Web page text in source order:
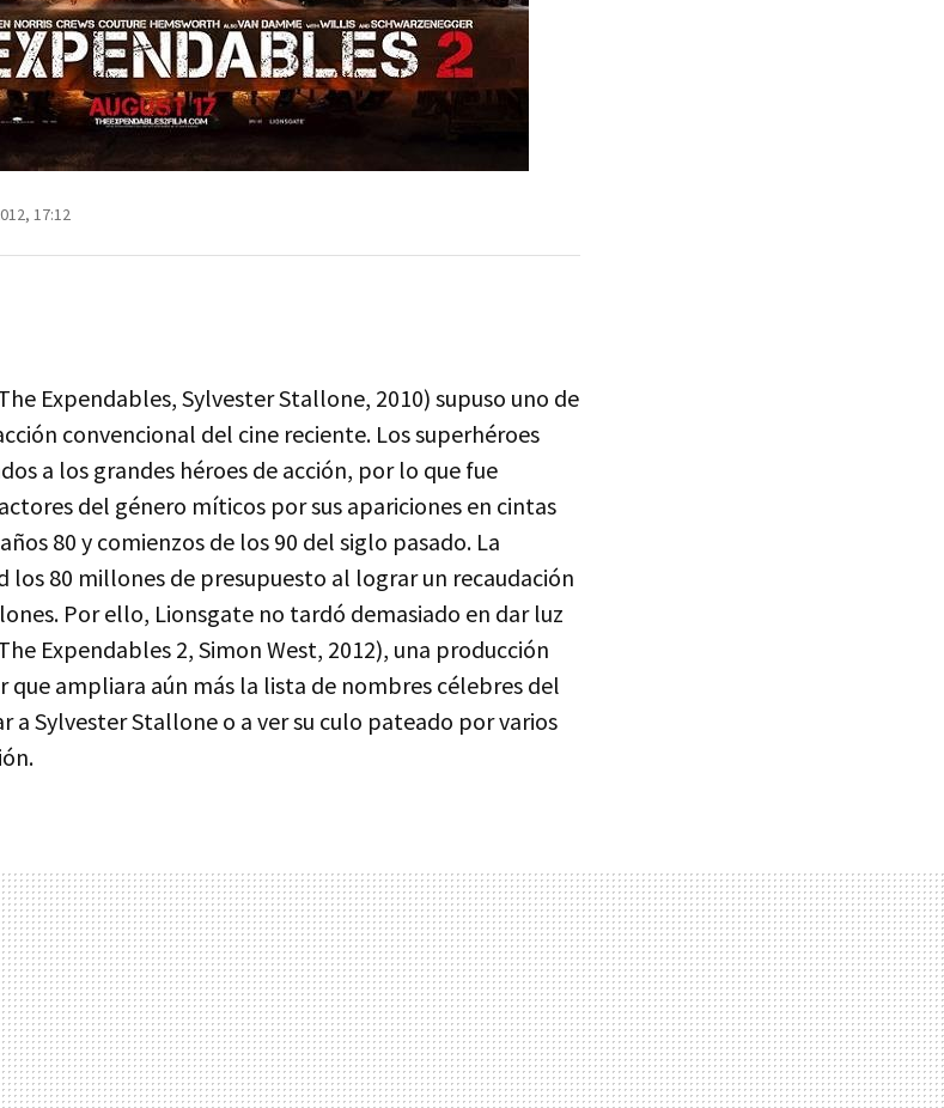
17:12
Expendables, Sylvester Stallone, 2010) supuso uno de
convencional del cine reciente. Los superhéroes
a los grandes héroes de acción, por lo que fue
del género míticos por sus apariciones en cintas
80 y comienzos de los 90 del siglo pasado. La
80 millones de presupuesto al lograr un recaudación
Por ello, Lionsgate no tardó demasiado en dar luz
Expendables 2, Simon West, 2012), una producción
que ampliara aún más la lista de nombres célebres del
a Sylvester Stallone o a ver su culo pateado por varios